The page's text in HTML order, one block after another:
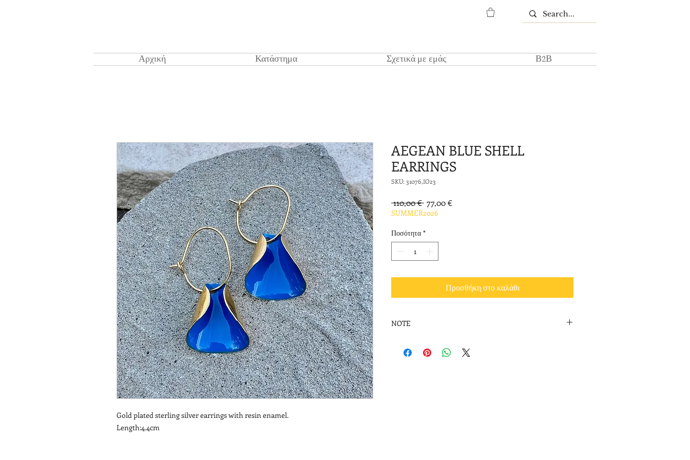
Αρχική Κατάστημα Σχετικά με εμάς Β2Β
Gold plated sterling silver earrings with resin enamel.
Length:4.4cm
AEGEAN BLUE SHELL
EARRINGS
SKU: 31076,IO23
110,00 € Κανονική
τιμή
77,00 €Τιμή
SUMMER2026
Ποσότητα *
Προσθήκη στο καλάθι
NOTE
photograph to the real piece of jewelry.